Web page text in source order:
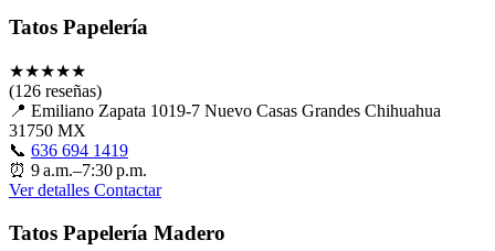
Tatos Papelería
★★★★★
(126 reseñas)
📍 Emiliano Zapata 1019-7 Nuevo Casas Grandes Chihuahua
31750 MX
📞 636 694 1419
⏰ 9 a.m.–7:30 p.m.
Ver detalles Contactar
Tatos Papelería Madero